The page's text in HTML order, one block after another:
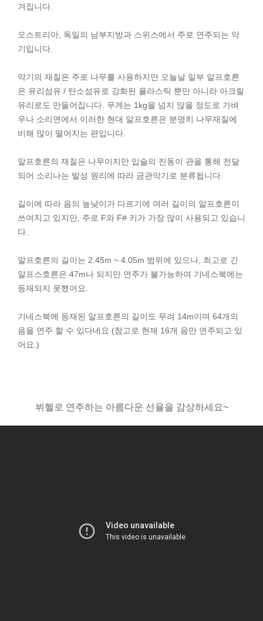
겨집니다.
오스트리아, 독일의 남부지방과 스위스에서 주로 연주되는 악
기입니다.
악기의 재질은 주로 나무를 사용하지만 오늘날 일부 알프호른
은 유리섬유 / 탄소섬유로 강화된 플라스틱 뿐만 아니라 아크릴
유리로도 만들어집니다. 무게는 1kg을 넘지 않을 정도로 가벼
우나 소리면에서 이러한 현대 알프호른은 분명히 나무재질에
비해 많이 떨어지는 편입니다.
알프호른의 재질은 나무이지만 입술의 진동이 관을 통해 전달
되어 소리나는 발성 원리에 따라 금관악기로 분류됩니다.
길이에 따라 음의 높낮이가 다르기에 여러 길이의 알프호른이
쓰여지고 있지만, 주로 F와 F# 키가 가장 많이 사용되고 있습니
다.
알프호른의 길이는 2.45m ~ 4.05m 범위에 있으나, 최고로 긴
알프스호른은 47m나 되지만 연주가 불가능하여 기네스북에는
등재되지 못했어요.
기네스북에 등재된 알프호른의 길이도 무려 14m이며 64개의
음을 연주 할 수 있다네요 (참고로 현재 16개 음만 연주되고 있
어요.)
뷔헬로 연주하는 아름다운 선율을 감상하세요~